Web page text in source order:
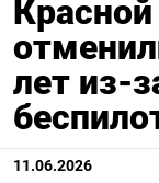
лет из-
11.06.2026